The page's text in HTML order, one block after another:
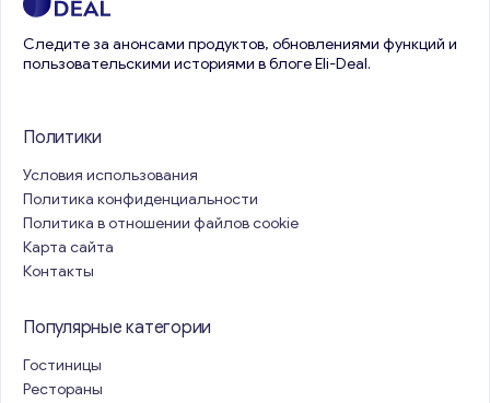
Следите за анонсами продуктов, обновлениями функций и
пользовательскими историями в блоге Eli-Deal.
Политики
Условия использования
Политика конфиденциальности
Политика в отношении файлов cookie
Карта сайта
Контакты
Популярные категории
Гостиницы
Рестораны